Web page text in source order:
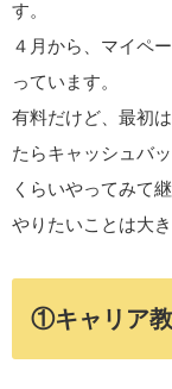
す。
４月から、マイペ
っています。
有料だけど、最初
たらキャッシュバ
くらいやってみて
やりたいことは大
①キャリア